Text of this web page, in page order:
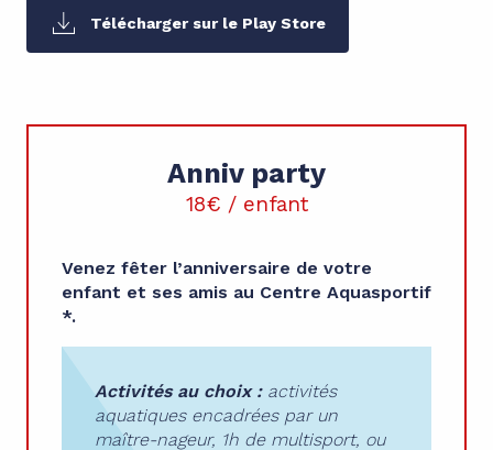
Télécharger sur le Play Store
Anniv party
18€ / enfant
Venez fêter l’anniversaire de votre
enfant et ses amis au Centre Aquasportif
*.
Activités au choix :activités
aquatiques encadrées par un
maître-nageur, 1h de multisport, ou